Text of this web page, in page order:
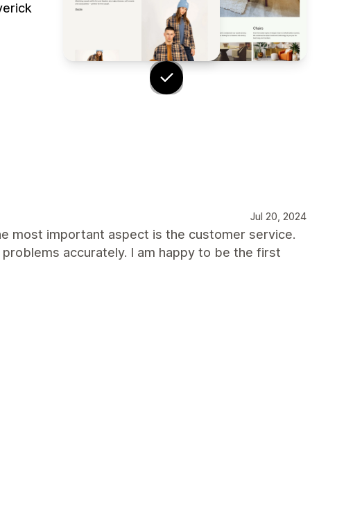
Jul 20, 2024
most important aspect is the customer service.
accurately. I am happy to be the first